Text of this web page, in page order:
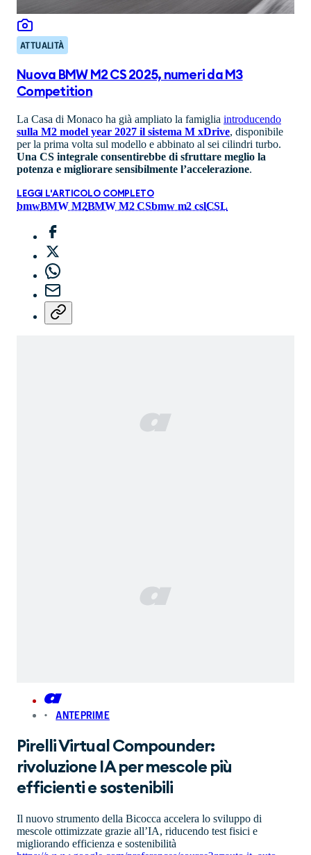
ATTUALITÀ
Nuova BMW M2 CS 2025, numeri da M3
Competition
La Casa di Monaco ha già ampliato la famiglia introducendo
sulla M2 model year 2027 il sistema M xDrive, disponibile
per la prima volta sul modello e abbinato al sei cilindri turbo.
Una CS integrale consentirebbe di sfruttare meglio la
potenza e migliorare sensibilmente l’accelerazione.
LEGGI L'ARTICOLO COMPLETO
bmwBMW M2BMW M2 CSbmw m2 cslCSL
ANTEPRIME
Pirelli Virtual Compounder:
rivoluzione IA per mescole più
efficienti e sostenibili
Il nuovo strumento della Bicocca accelera lo sviluppo di
mescole ottimizzate grazie all’IA, riducendo test fisici e
migliorando efficienza e sostenibilità